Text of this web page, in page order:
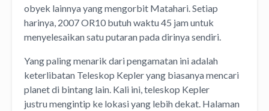
obyek lainnya yang mengorbit Matahari. Setiap
harinya, 2007 OR10 butuh waktu 45 jam untuk
menyelesaikan satu putaran pada dirinya sendiri.
Yang paling menarik dari pengamatan ini adalah
keterlibatan Teleskop Kepler yang biasanya mencari
planet di bintang lain. Kali ini, teleskop Kepler
justru mengintip ke lokasi yang lebih dekat. Halaman